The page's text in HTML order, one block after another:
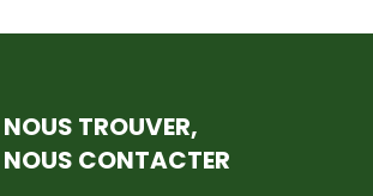
NOUS TROUVER,
NOUS CONTACTER